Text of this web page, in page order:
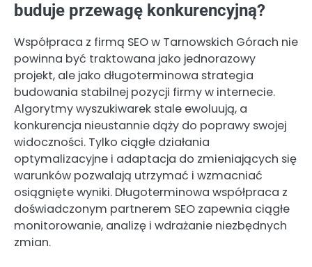
buduje przewagę konkurencyjną?
Współpraca z firmą SEO w Tarnowskich Górach nie
powinna być traktowana jako jednorazowy
projekt, ale jako długoterminowa strategia
budowania stabilnej pozycji firmy w internecie.
Algorytmy wyszukiwarek stale ewoluują, a
konkurencja nieustannie dąży do poprawy swojej
widoczności. Tylko ciągłe działania
optymalizacyjne i adaptacja do zmieniających się
warunków pozwalają utrzymać i wzmacniać
osiągnięte wyniki. Długoterminowa współpraca z
doświadczonym partnerem SEO zapewnia ciągłe
monitorowanie, analizę i wdrażanie niezbędnych
zmian.